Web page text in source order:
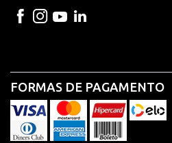
FORMAS DE PAGAMENTO